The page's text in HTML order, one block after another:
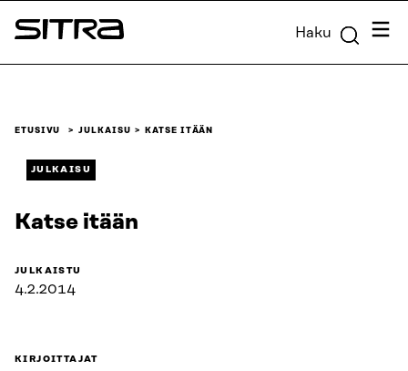
Siirry
suoraan
Sitra Haku
ETUSIVU JULKAISU KATSE ITÄÄN
JULKAISU
Katse itään
JULKAISTU
4.2.2014
KIRJOITTAJAT